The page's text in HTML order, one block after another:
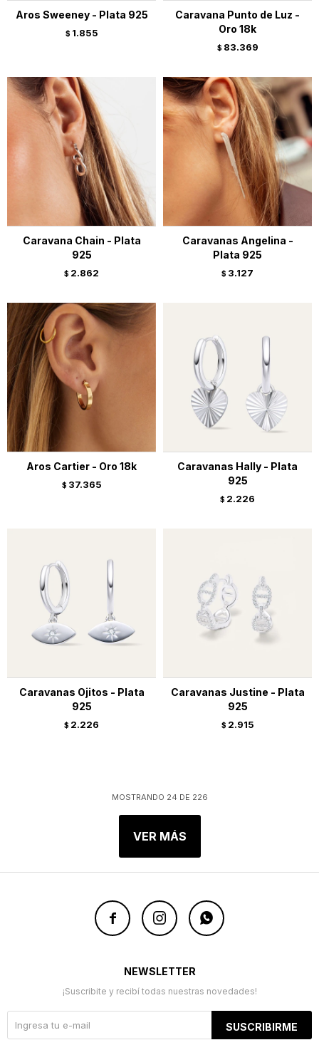
Aros Sweeney - Plata 925
$ 1.855
Caravana Punto de Luz -
Oro 18k
$ 83.369
Caravana Chain - Plata
925
$ 2.862
Caravanas Angelina -
Plata 925
$ 3.127
Aros Cartier - Oro 18k
$ 37.365
Caravanas Hally - Plata
925
$ 2.226
Caravanas Ojitos - Plata
925
$ 2.226
Caravanas Justine - Plata
925
$ 2.915
MOSTRANDO 24 DE 226
VER MÁS
  
NEWSLETTER
¡Suscribite y recibí todas nuestras novedades!
SUSCRIBIRME